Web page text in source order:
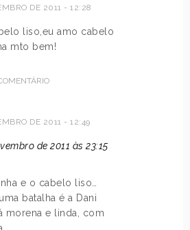
DE 2011 - 12:28
liso,eu amo cabelo
mto bem!
DE 2011 - 12:49
de 2011 às 23:15
e o cabelo liso…
batalha é a Dani
morena e linda, com